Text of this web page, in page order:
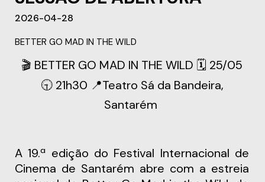
2026-04-28
BETTER GO MAD IN THE WILD
🎬 BETTER GO MAD IN THE WILD 🗓️ 25/05
🕤 21h30 📍Teatro Sá da Bandeira,
Santarém
A 19.ª edição do Festival Internacional de
Cinema de Santarém abre com a estreia